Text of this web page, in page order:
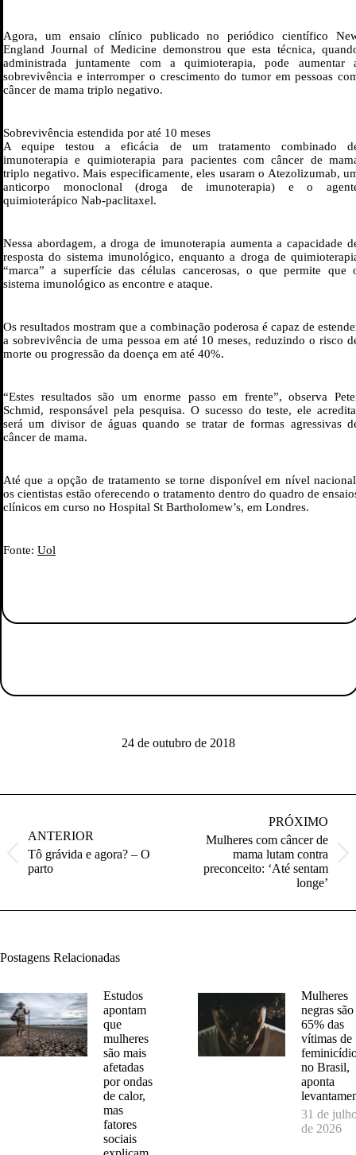
Agora, um ensaio clínico publicado no periódico científico
England Journal of Medicine demonstrou que esta técnica,
administrada juntamente com a quimioterapia, pode aumentar
sobrevivência e interromper o crescimento do tumor em pessoas
câncer de mama triplo negativo.
Sobrevivência estendida por até 10 meses
A equipe testou a eficácia de um tratamento combinado
imunoterapia e quimioterapia para pacientes com câncer de
triplo negativo. Mais especificamente, eles usaram o Atezolizumab,
anticorpo monoclonal (droga de imunoterapia) e o
quimioterápico Nab-paclitaxel.
Nessa abordagem, a droga de imunoterapia aumenta a capacidade
resposta do sistema imunológico, enquanto a droga de
“marca” a superfície das células cancerosas, o que permite que
sistema imunológico as encontre e ataque.
Os resultados mostram que a combinação poderosa é capaz de
a sobrevivência de uma pessoa em até 10 meses, reduzindo o risco
morte ou progressão da doença em até 40%.
“Estes resultados são um enorme passo em frente”, observa
Schmid, responsável pela pesquisa. O sucesso do teste, ele
será um divisor de águas quando se tratar de formas agressivas
câncer de mama.
Até que a opção de tratamento se torne disponível em nível
os cientistas estão oferecendo o tratamento dentro do quadro de
clínicos em curso no Hospital St Bartholomew’s, em Londres.
Fonte: Uol
24 de outubro de 2018
ANTERIOR
Post
anterior:
Tô grávida e agora? – O
parto
PRÓXIMO
Próximo
post:
Mulheres com câncer de
mama lutam contra
preconceito: ‘Até sentam
longe’
Postagens Relacionadas
Estudos
apontam
que
mulheres
são mais
afetadas
por ondas
de calor,
mas
fatores
sociais
Mulheres
negras são
65% das
vítimas de
no Brasil,
aponta
31 de
de 2026